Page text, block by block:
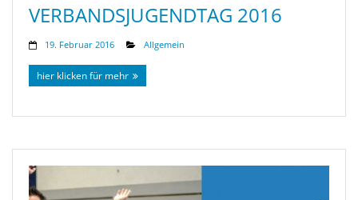
ERBANDSJUGENDTAG 2016
19. Februar 2016 Allgemein
hier klicken für mehr